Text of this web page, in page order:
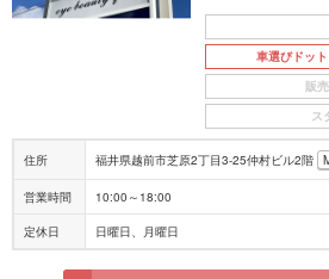
車選びドッ
販
ス
住所 福井県越前市芝原2丁目3-25仲村ビル2階
営業時間 10:00～18:00
定休日 日曜日、月曜日